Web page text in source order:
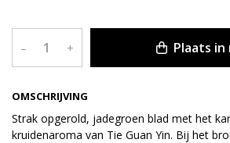
OMSCHRIJVING
Strak opgerold, jadegroen blad met het
kruidenaroma van Tie Guan Yin. Bij het
– + Plaats in